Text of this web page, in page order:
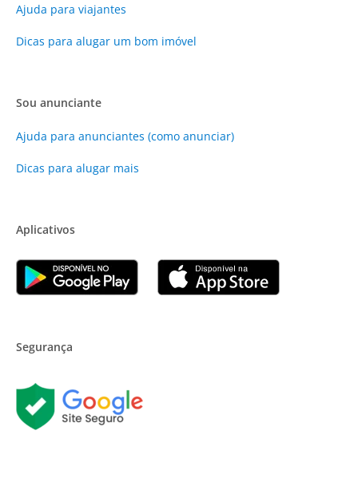
Ajuda para viajantes
Dicas para alugar um bom imóvel
Sou anunciante
Ajuda para anunciantes (como anunciar)
Dicas para alugar mais
Aplicativos
Segurança